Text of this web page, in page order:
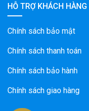
HỖ TRỢ KHÁCH HÀNG
Chính sách bảo mật
Chính sách thanh toán
Chính sách bảo hành
Chính sách giao hàng